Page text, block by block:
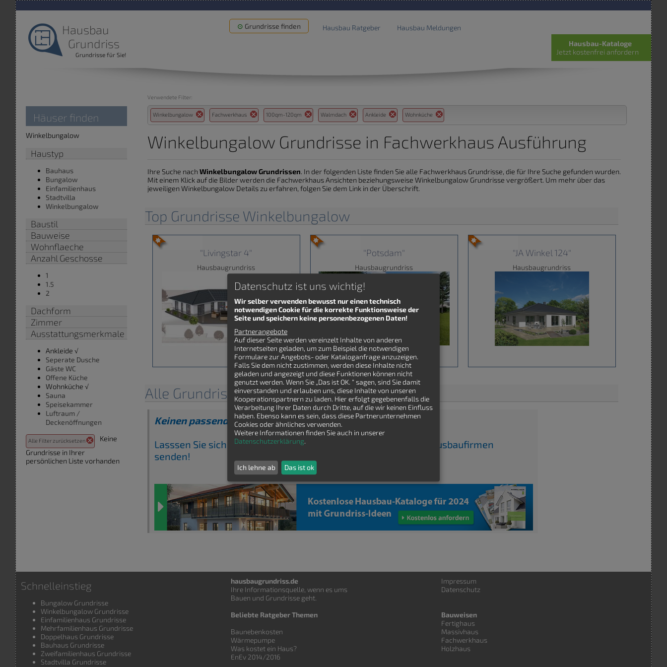
Hausbau
Grundriss
Grundrisse für Sie!
Grundrisse finden Hausbau Ratgeber Hausbau Meldungen
Verwendete Filter:
Winkelbungalow Fachwerkhaus 100qm-120qm Walmdach Ankleide Wohnküche
Winkelbungalow Grundrisse in Fachwerkhaus Ausführung
Ihre Suche nach Winkelbungalow Grundrissen. In der folgenden Liste finden Sie alle Fachwerkhaus Grundrisse, die für Ihre Suche gefunden wurden.
Mit einem Klick auf die Bilder werden die Fachwerkhaus Ansichten beziehungsweise Winkelbungalow Grundrisse vergrößert. Um mehr über das
jeweiligen Winkelbungalow Details zu erfahren, folgen Sie dem Link in der Überschrift.
Top Grundrisse Winkelbungalow
"Livingstar 4"
Hausbaugrundriss
"Potsdam"
Hausbaugrundriss
"JA Winkel 124"
Hausbaugrundriss
Alle Grundrisse Winkelbungalow
Keinen passenden Winkelbungalow Grundriss gefunden?
Lasssen Sie sich kostenfrei Winkelbungalow Grundrisse von Hausbaufirmen
senden!
Häuser finden
Winkelbungalow
Haustyp
Bauhaus
Bungalow
Einfamilienhaus
Stadtvilla
Winkelbungalow
Baustil
Bauweise
Wohnflaeche
Anzahl Geschosse
1
1.5
2
Dachform
Zimmer
Ausstattungsmerkmale
Ankleide √
Seperate Dusche
Gäste WC
Offene Küche
Wohnküche √
Sauna
Speisekammer
Luftraum /
Deckenöffnungen
Alle Filter zurücksetzen
Keine
Grundrisse in Ihrer
persönlichen Liste vorhanden
Hausbau-Kataloge
Jetzt kostenfrei anfordern
Schnelleinstieg
Bungalow Grundrisse
Winkelbungalow Grundrisse
Einfamilienhaus Grundrisse
Mehrfamilienhaus Grundrisse
Doppelhaus Grundrisse
Bauhaus Grundrisse
Zweifamilienhaus Grundrisse
Stadtvilla Grundrisse
hausbaugrundriss.de
Ihre Informationsquelle, wenn es ums
Bauen und Grundrisse geht.
Beliebte Ratgeber Themen
Baunebenkosten
Wärmepumpe
Was kostet ein Haus?
EnEv 2014/2016
Impressum
Datenschutz
Bauweisen
Fertighaus
Massivhaus
Fachwerkhaus
Holzhaus
Datenschutz ist uns wichtig!
Wir selber verwenden bewusst nur einen technisch
notwendigen Cookie für die korrekte Funktionsweise der
Seite und speichern keine personenbezogenen Daten!
Partnerangebote
Auf dieser Seite werden vereinzelt Inhalte von anderen
Internetseiten geladen, um zum Beispiel die notwendigen
Formulare zur Angebots- oder Kataloganfrage anzuzeigen.
Falls Sie dem nicht zustimmen, werden diese Inhalte nicht
geladen und angezeigt und diese Funktionen können nicht
genutzt werden. Wenn Sie „Das ist OK. “ sagen, sind Sie damit
einverstanden und erlauben uns, diese Inhalte von unseren
Kooperationspartnern zu laden. Hier erfolgt gegebenenfalls die
Verarbeitung Ihrer Daten durch Dritte, auf die wir keinen Einfluss
haben. Ebenso kann es sein, dass diese Partnerunternehmen
Cookies oder ähnliches verwenden.
Weitere Informationen finden Sie auch in unserer
Datenschutzerklärung.
Ich lehne ab Das ist ok